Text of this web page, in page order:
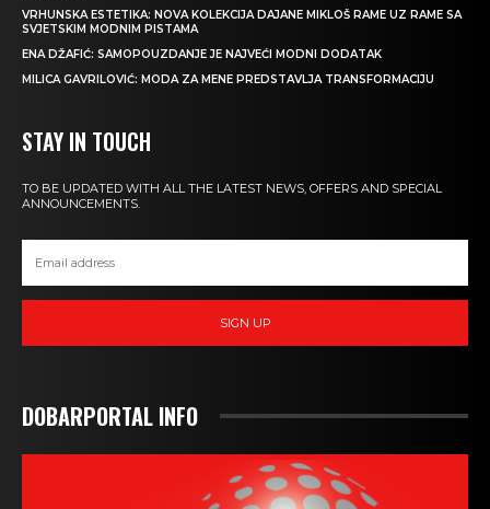
VRHUNSKA ESTETIKA: NOVA KOLEKCIJA DAJANE MIKLOŠ RAME UZ RAME SA
SVJETSKIM MODNIM PISTAMA
ENA DŽAFIĆ: SAMOPOUZDANJE JE NAJVEĆI MODNI DODATAK
MILICA GAVRILOVIĆ: MODA ZA MENE PREDSTAVLJA TRANSFORMACIJU
STAY IN TOUCH
TO BE UPDATED WITH ALL THE LATEST NEWS, OFFERS AND SPECIAL
ANNOUNCEMENTS.
SIGN UP
DOBARPORTAL INFO